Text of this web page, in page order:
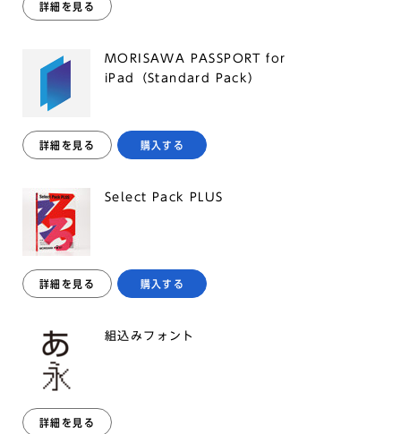
詳細を見る
MORISAWA PASSPORT for
iPad（Standard Pack）
詳細を見る 購入する
Select Pack PLUS
詳細を見る 購入する
組込みフォント
詳細を見る